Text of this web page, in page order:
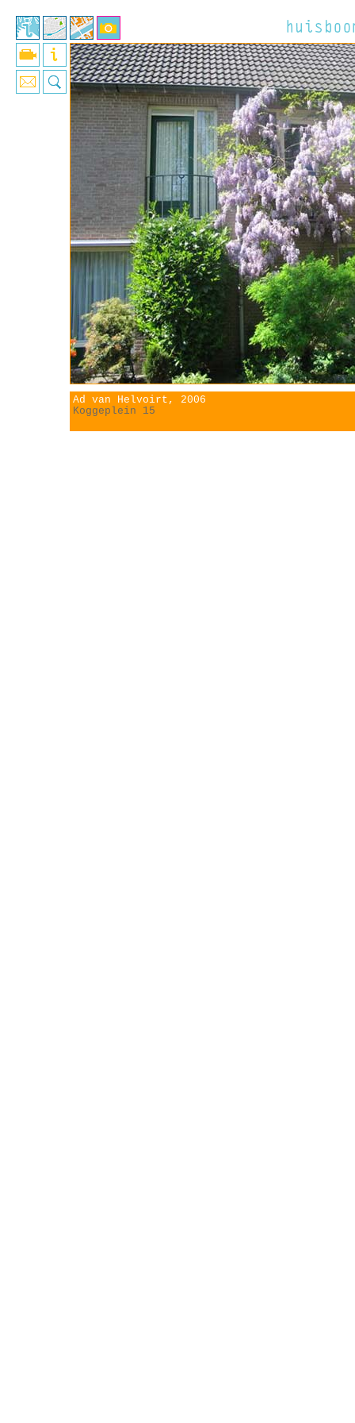
Ad van Helvoirt, 2006
Koggeplein 15